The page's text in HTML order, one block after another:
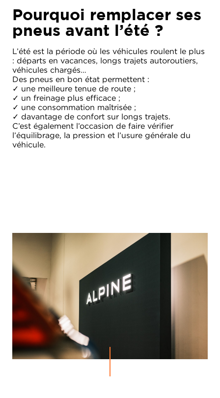
Pourquoi remplacer ses
pneus avant l’été ?
L’été est la période où les véhicules roulent le plus
: départs en vacances, longs trajets autoroutiers,
véhicules chargés…
Des pneus en bon état permettent :
✓ une meilleure tenue de route ;
✓ un freinage plus efficace ;
✓ une consommation maîtrisée ;
✓ davantage de confort sur longs trajets.
C’est également l’occasion de faire vérifier
l’équilibrage, la pression et l’usure générale du
véhicule.